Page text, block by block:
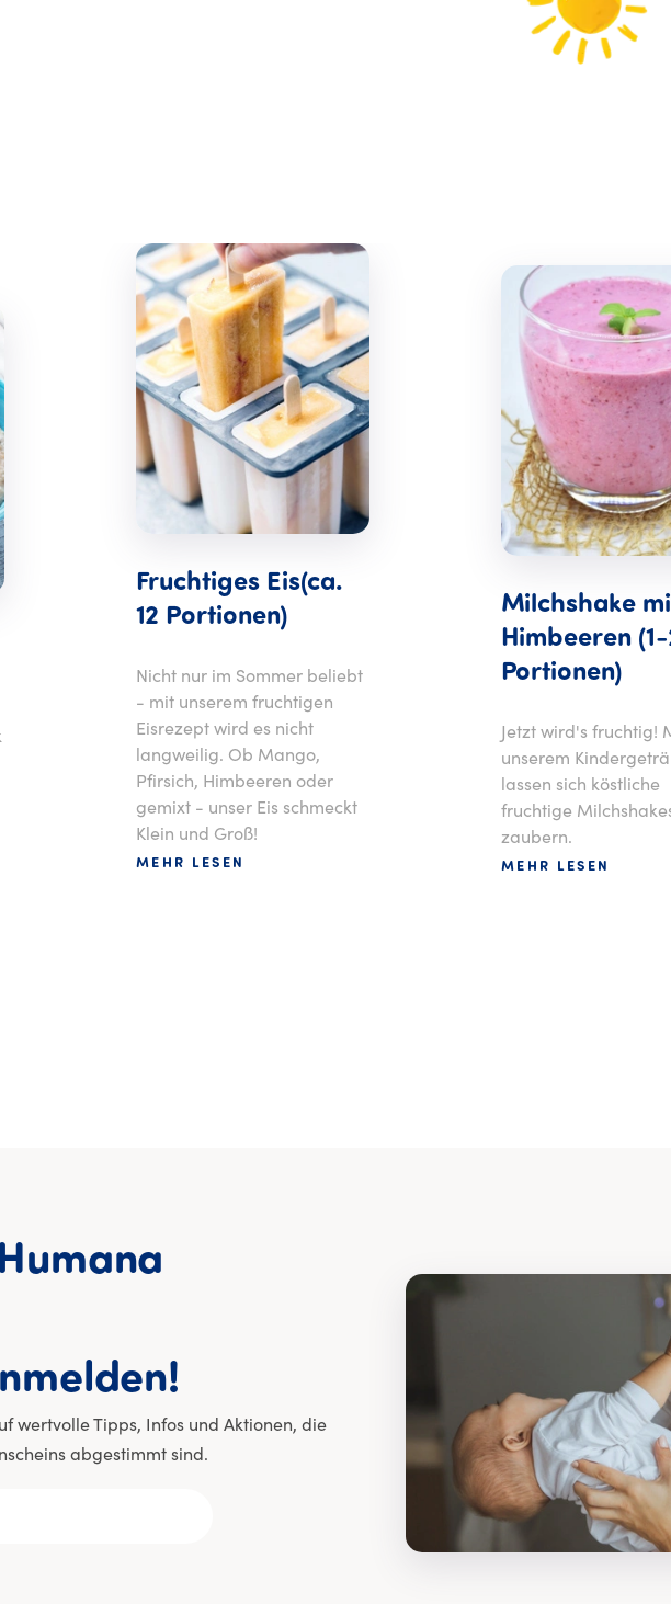
Fruchtiges Eis(ca.
12 Portionen)
Nicht nur im Sommer beliebt
- mit unserem fruchtigen
Eisrezept wird es nicht
langweilig. Ob Mango,
Pfirsich, Himbeeren oder
gemixt - unser Eis schmeckt
Klein und Groß!
MEHR LESEN
Milchshake
Himbeeren
Portionen)
Jetzt wird's fruchtig!
unserem
lassen sich köstliche
fruchtige
zaubern.
MEHR LESEN
Humana
E-Mail für dich:
wertvolle Tipps, Infos und Aktionen, die
abgestimmt sind.